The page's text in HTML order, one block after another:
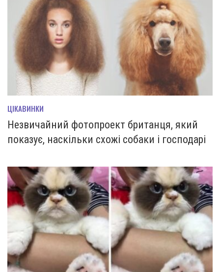
ЦІКАВИНКИ
Незвичайний фотопроект британця, який
показує, наскільки схожі собаки і господарі